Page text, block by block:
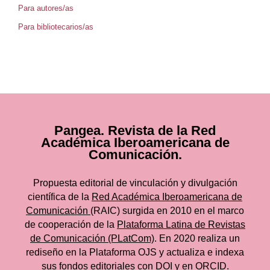
Para autores/as
Para bibliotecarios/as
Pangea. Revista de la Red
Académica Iberoamericana de
Comunicación.
Propuesta editorial de vinculación y divulgación
científica de la Red Académica Iberoamericana de
Comunicación (RAIC) surgida en 2010 en el marco
de cooperación de la Plataforma Latina de Revistas
de Comunicación (PLatCom). En 2020 realiza un
rediseño en la Plataforma OJS y actualiza e indexa
sus fondos editoriales con DOI y en ORCID.